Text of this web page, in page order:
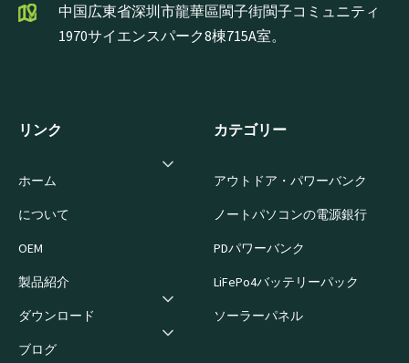
中国広東省深圳市龍華區閩子街閩子コミュニティ
1970サイエンスパーク8棟715A室。
リンク
ホーム
について
OEM
製品紹介
ダウンロード
ブログ
カテゴリー
アウトドア・パワーバンク
ノートパソコンの電源銀行
PDパワーバンク
LiFePo4バッテリーパック
ソーラーパネル